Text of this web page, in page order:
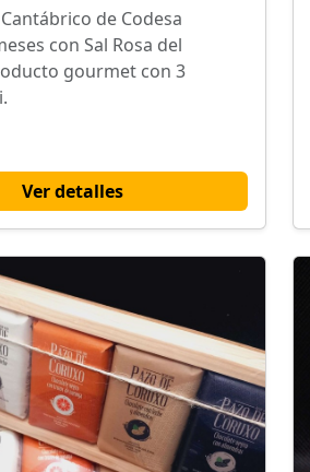
de Codesa
con Sal Rosa del
gourmet con 3
Ver detalles